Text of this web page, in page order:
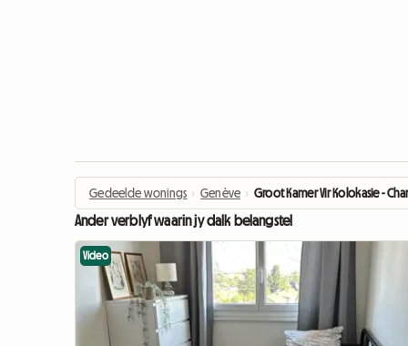
Gedeelde wonings › Genève › Groot Kamer Vir Kolokasie -
Ander verblyf waarin jy dalk belangstel
Video